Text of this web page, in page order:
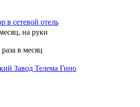
в сетевой отель
на руки
в месяц
Завод Телема Гино